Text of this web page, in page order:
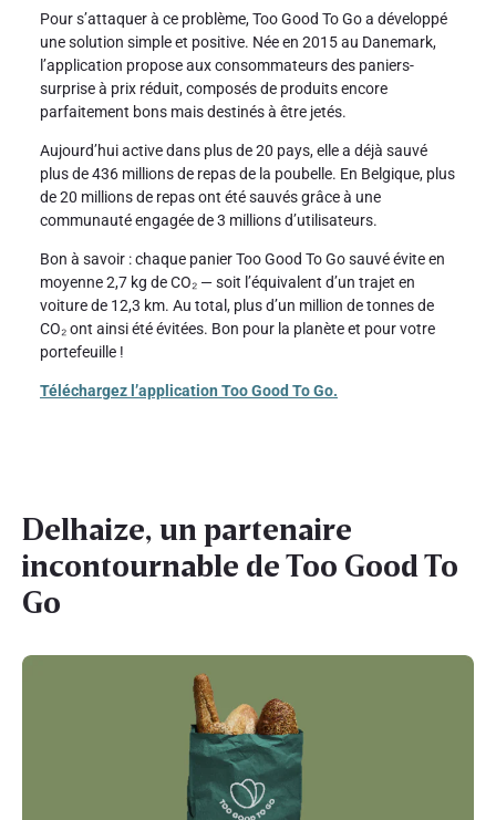
Pour s’attaquer à ce problème, Too Good To Go a développé
une solution simple et positive. Née en 2015 au Danemark,
l’application propose aux consommateurs des paniers-
surprise à prix réduit, composés de produits encore
parfaitement bons mais destinés à être jetés.
Aujourd’hui active dans plus de 20 pays, elle a déjà sauvé
plus de 436 millions de repas de la poubelle. En Belgique, plus
de 20 millions de repas ont été sauvés grâce à une
communauté engagée de 3 millions d’utilisateurs.
Bon à savoir : chaque panier Too Good To Go sauvé évite en
moyenne 2,7 kg de CO₂ — soit l’équivalent d’un trajet en
voiture de 12,3 km. Au total, plus d’un million de tonnes de
CO₂ ont ainsi été évitées. Bon pour la planète et pour votre
portefeuille !
Téléchargez l’application Too Good To Go.
Delhaize, un partenaire
incontournable de Too Good To
Go